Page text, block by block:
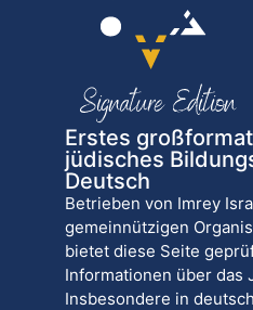
Erstes
jüdisches
Deutsch
Betrieben von Imrey
gemeinnützigen
bietet diese Seite
Informationen über das
Insbesondere in